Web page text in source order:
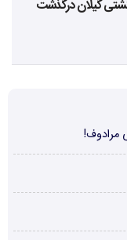
گیلان درگذشت
مرادوف!